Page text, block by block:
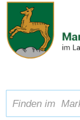
Zum Inhalt,zur
Schriftgröße A A